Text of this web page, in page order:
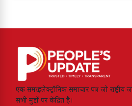
एक समग्र इलेक्ट्रॉनिक समाचार पत्र जो
सभी मुद्दों पर केंद्रित है।